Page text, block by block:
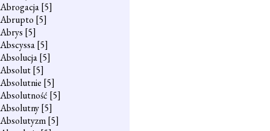
Abrogacja[5]
Abrupto [5]
Abrys [5]
Abscyssa[5]
Absolucja[5]
Absolut[5]
Absolutnie [5]
Absolutność [5]
Absolutny[5]
Absolutyzm[5]